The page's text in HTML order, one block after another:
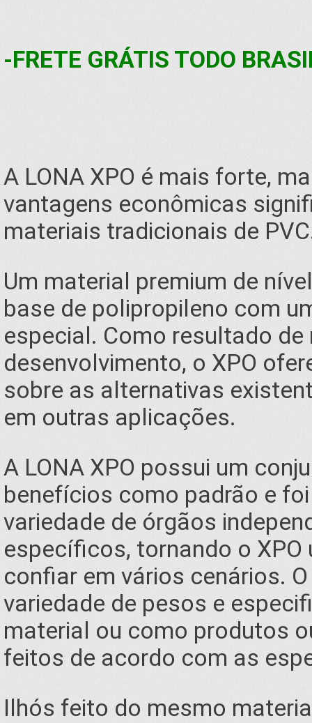
-FRETE GRÁTIS TODO
A LONA XPO é mais forte,
vantagens econômicas
materiais tradicionais de
Um material premium de
base de polipropileno com
especial. Como resultado
desenvolvimento, o XPO
sobre as alternativas
em outras aplicações.
A LONA XPO possui um
benefícios como padrão e
variedade de órgãos
específicos, tornando o
confiar em vários cenários.
variedade de pesos e
material ou como produtos
feitos de acordo com as
Ilhós feito do mesmo